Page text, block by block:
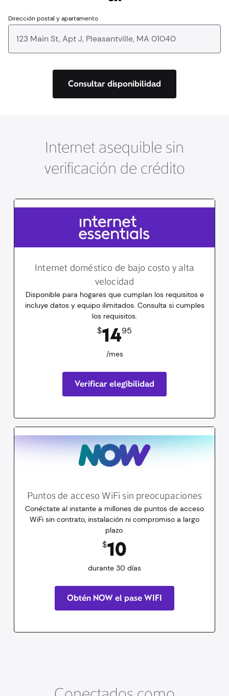
Dirección postal y apartamento
Consultar disponibilidad
Internet asequible sin
verificación de crédito
Internet doméstico de bajo costo y alta
velocidad
Disponible para hogares que cumplan los requisitos e
incluye datos y equipo ilimitados. Consulta si cumples
los requisitos.
$1495
/mes
Verificar elegibilidad
Puntos de acceso WiFi sin preocupaciones
Conéctate al instante a millones de puntos de acceso
WiFi sin contrato, instalación ni compromiso a largo
plazo.
durante 30 días
$10
durante 30 días
Obtén NOW el pase WIFI